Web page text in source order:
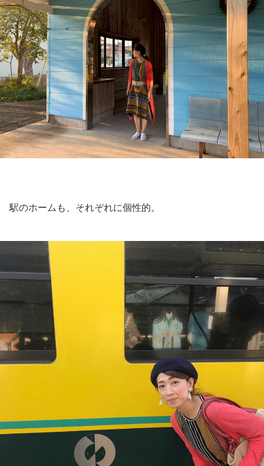
駅のホームも、それぞれに個性的。